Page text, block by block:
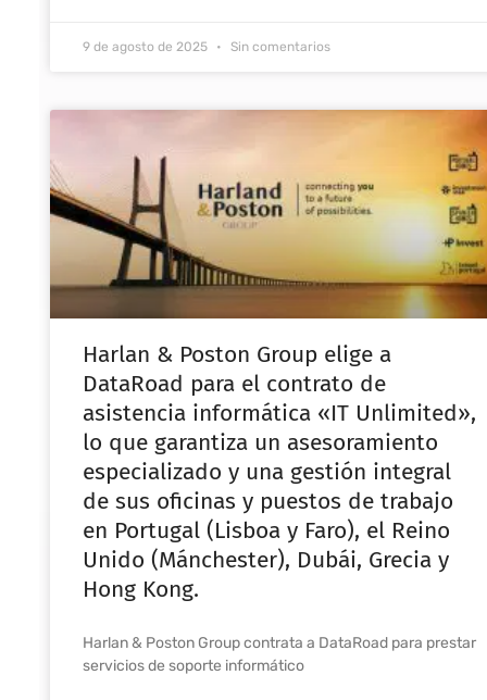
9 de agosto de 2025 Sin comentarios
Harlan & Poston Group elige a
DataRoad para el contrato de
asistencia informática «IT Unlimited»,
lo que garantiza un asesoramiento
especializado y una gestión integral
de sus oficinas y puestos de trabajo
en Portugal (Lisboa y Faro), el Reino
Unido (Mánchester), Dubái, Grecia y
Hong Kong.
Harlan & Poston Group contrata a DataRoad para prestar
servicios de soporte informático